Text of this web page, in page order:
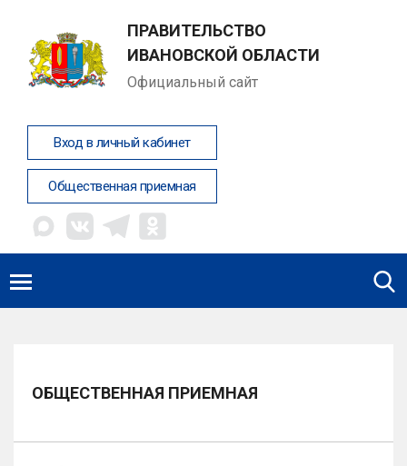
ПРАВИТЕЛЬСТВО
ИВАНОВСКОЙ ОБЛАСТИ
Официальный сайт
Вход в личный кабинет
Общественная приемная
ОБЩЕСТВЕННАЯ ПРИЕМНАЯ